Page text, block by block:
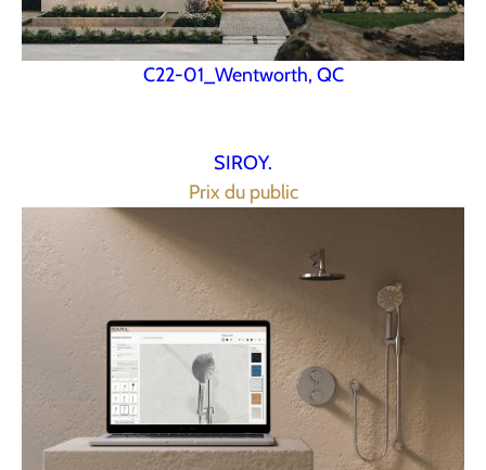
C22-01_Wentworth, QC
SIROY.
Prix du public